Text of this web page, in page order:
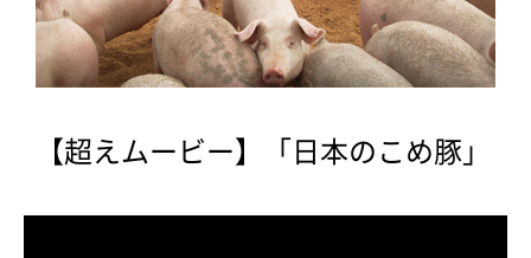
【超えムービー】「日本のこめ豚」